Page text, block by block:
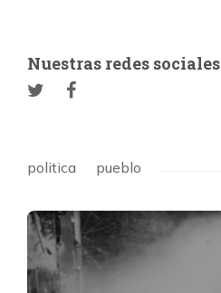
Nuestras redes sociales
politica pueblo